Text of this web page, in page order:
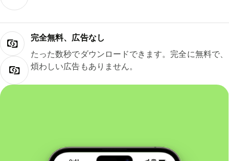
完全無料、広告なし
たった数秒でダウンロードできます。完全に無料で、
煩わしい広告もありません。